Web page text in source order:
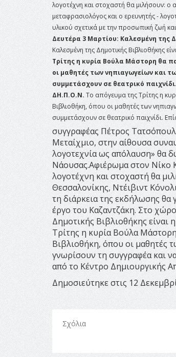
λογοτέχνη και στοχαστή θα μιλήσουν: ο
μεταφρασιολόγος και ο ερευνητής -
υλικού σχετικά με την προσωπική ζωή
Δευτέρα 3 Μαρτίου: Καλεσμένη της
Καλεσμένη της Δημοτικής Βιβλιοθήκης
Τρίτης η κυρία Βούλα Μάστορη θα
οι μαθητές των νηπιαγωγείων και
συμμετάσχουν σε θεατρικό
ΔΗ.Π.Ο.Ν. Το απόγευμα της Τρίτης η
Βιβλιοθήκη, όπου οι μαθητές των
συμμετάσχουν σε θεατρικό παιχνίδι.
συγγραφέας Πέτρος
Μεταίχμιο, στην αίθουσα
λογοτεχνία ως απόλαυση» θα
Νάουσας.Αφιέρωμα στον Νίκο
λογοτέχνη και στοχαστή θα
Θεσσαλονίκης, Ντέιβιντ
τη διάρκεια της εκδήλωσης
έργο του Καζαντζάκη. Στο
Δημοτικής Βιβλιοθήκης
Τρίτης η κυρία Βούλα
Βιβλιοθήκη, όπου οι μαθητές
γνωρίσουν τη συγγραφέα και
από το Κέντρο Δημιουργικής
Δημοσιεύτηκε στις 12
Σχόλια